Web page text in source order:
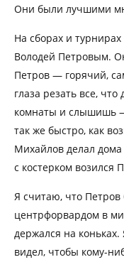
Они были лучшими
На сборах и
Володей Петровым.
Петров — горячий,
глаза резать все,
комнаты и слышишь
так же быстро, как
Михайлов делал
с костерком возился
Я считаю, что
центрфорвардом в
держался на коньках.
видел, чтобы кому-